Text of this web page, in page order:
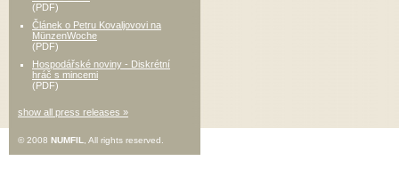
(PDF)
Článek o Petru Kovaljovovi na
MünzenWoche
(PDF)
Hospodářské noviny - Diskrétní
hráč s mincemi
(PDF)
show all press releases »
© 2008 NUMFIL , All rights reserved.